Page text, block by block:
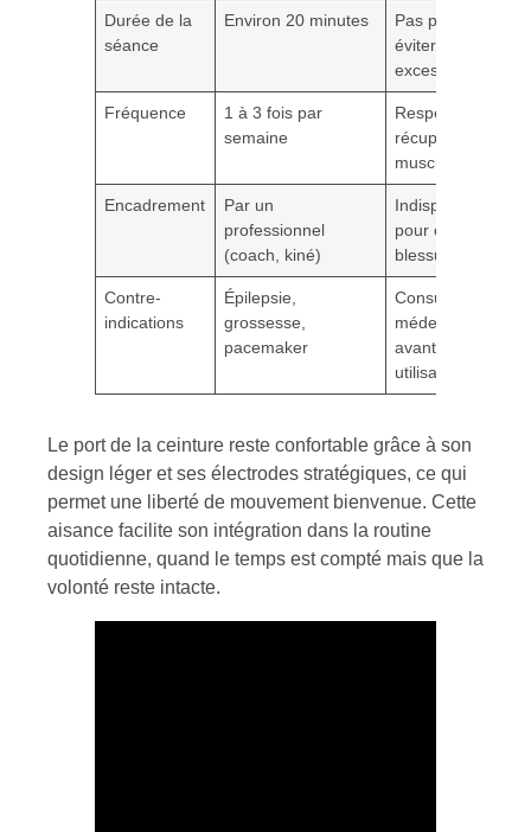
Durée de la
séance
Environ 20 minutes
Pas plus pour
éviter fatigue
excessive
Fréquence
1 à 3 fois par
semaine
Respecter la
récupération
musculaire
Encadrement
Par un
professionnel
(coach, kiné)
Indispensable
pour éviter
blessures
Contre-
indications
Épilepsie,
grossesse,
pacemaker
Consulter un
médecin
avant
utilisation
Le port de la ceinture reste confortable grâce à son
design léger et ses électrodes stratégiques, ce qui
permet une liberté de mouvement bienvenue. Cette
aisance facilite son intégration dans la routine
quotidienne, quand le temps est compté mais que la
volonté reste intacte.